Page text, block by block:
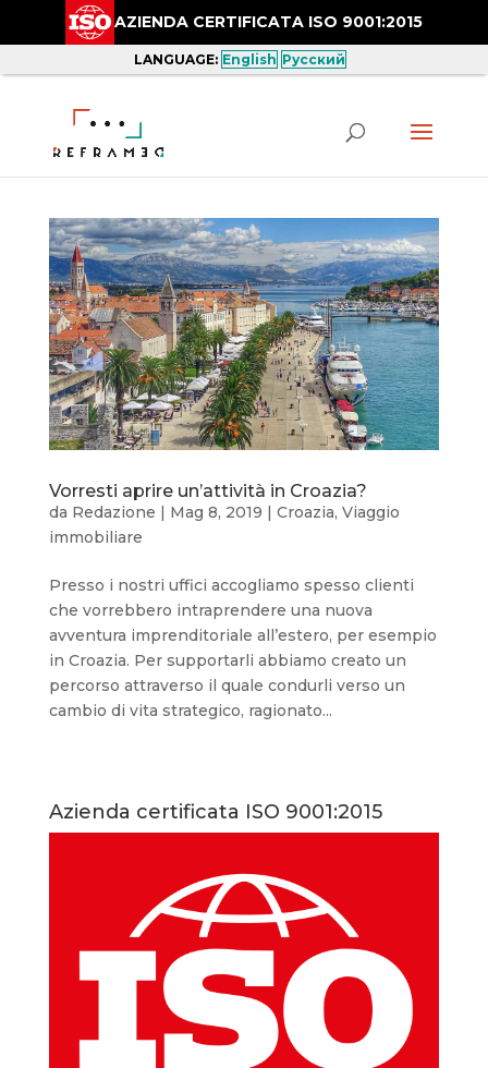
Vorresti aprire un’attività in Croazia?
da Redazione | Mag 8, 2019 | Croazia, Viaggio
immobiliare
Presso i nostri uffici accogliamo spesso clienti
che vorrebbero intraprendere una nuova
avventura imprenditoriale all’estero, per esempio
in Croazia. Per supportarli abbiamo creato un
percorso attraverso il quale condurli verso un
cambio di vita strategico, ragionato...
Azienda certificata ISO 9001:2015
AZIENDA CERTIFICATA ISO 9001:2015
LANGUAGE: English Русский